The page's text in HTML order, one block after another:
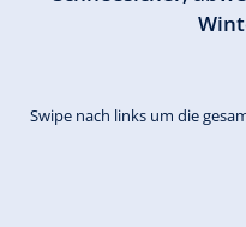
Swipe nach links um die